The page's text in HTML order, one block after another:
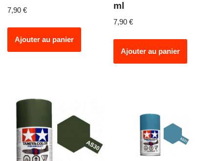
7,90 €
Ajouter au panier
ml
7,90€
Ajouter au panier